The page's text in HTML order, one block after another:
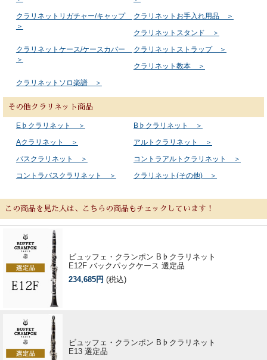
クラリネットリガチャー/キャップ
＞
クラリネットお手入れ用品 ＞
クラリネットスタンド ＞
クラリネットケース/ケースカバー
＞
クラリネットストラップ ＞
クラリネット教本 ＞
クラリネットソロ楽譜 ＞
その他クラリネット商品
E♭クラリネット ＞
B♭クラリネット ＞
Aクラリネット ＞
アルトクラリネット ＞
バスクラリネット ＞
コントラアルトクラリネット ＞
コントラバスクラリネット ＞
クラリネット(その他) ＞
この商品を見た人は、こちらの商品もチェックしています！
ビュッフェ・クランポン B♭クラリネット
E12F バックパックケース 選定品
234,685円 (税込)
ビュッフェ・クランポン B♭クラリネット
E13 選定品